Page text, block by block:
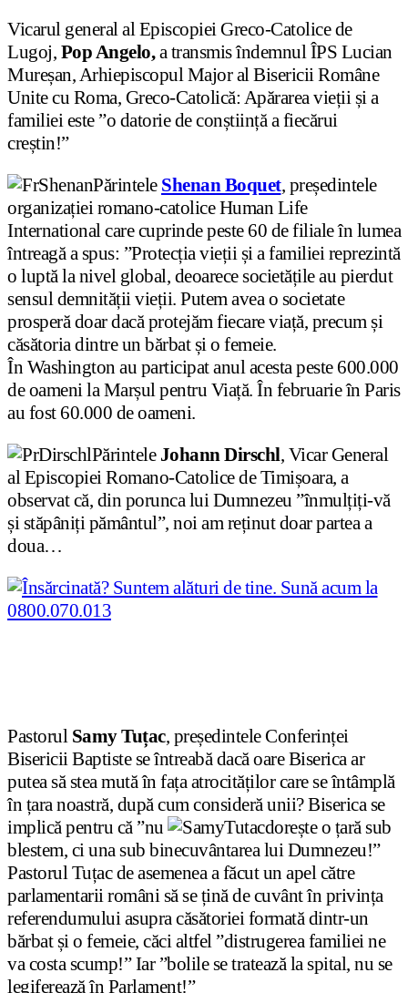
Vicarul general al Episcopiei Greco-Catolice de
Lugoj, Pop Angelo,a transmis îndemnul ÎPS Lucian
Mureșan, Arhiepiscopul Major al Bisericii Române
Unite cu Roma, Greco-Catolică: Apărarea vieții și a
familiei este ”o datorie de conștiință a fiecărui
creștin!”
Părintele Shenan Boquet, președintele
organizației romano-catolice Human Life
International care cuprinde peste 60 de filiale în lumea
întreagă a spus: ”Protecția vieții și a familiei reprezintă
o luptă la nivel global, deoarece societățile au pierdut
sensul demnității vieții. Putem avea o societate
prosperă doar dacă protejăm fiecare viață, precum și
căsătoria dintre un bărbat și o femeie.
În Washington au participat anul acesta peste 600.000
de oameni la Marșul pentru Viață. În februarie în Paris
au fost 60.000 de oameni.
Părintele Johann Dirschl, Vicar General
al Episcopiei Romano-Catolice de Timișoara, a
observat că, din porunca lui Dumnezeu ”înmulțiți-vă
și stăpâniți pământul”, noi am reținut doar partea a
doua…
Pastorul Samy Tuțac, președintele Conferinței
Bisericii Baptiste se întreabă dacă oare Biserica ar
putea să stea mută în fața atrocităților care se întâmplă
în țara noastră, după cum consideră unii? Biserica se
implică pentru că ”nu
dorește o țară sub
blestem, ci una sub binecuvântarea lui Dumnezeu!”
Pastorul Tuțac de asemenea a făcut un apel către
parlamentarii români să se țină de cuvânt în privința
referendumului asupra căsătoriei formată dintr-un
bărbat și o femeie, căci altfel ”distrugerea familiei ne
va costa scump!” Iar ”bolile se tratează la spital, nu se
legiferează în Parlament!”